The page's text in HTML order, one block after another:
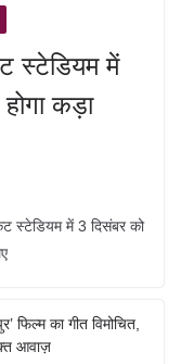
स्टेडियम में
कड़ा
स्टेडियम में 3 दिसंबर को
फिल्म का गीत विमोचित,
आवाज़